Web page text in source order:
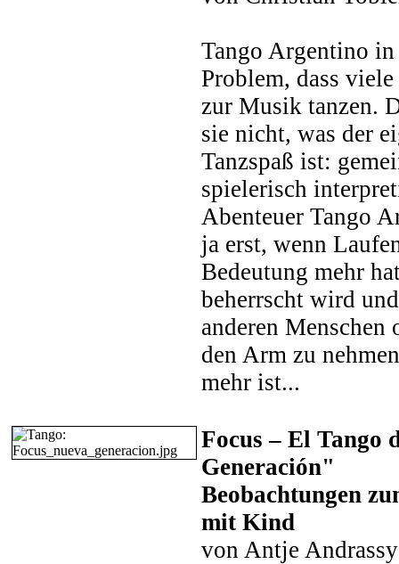
Tango Argentino in
Problem, dass
zur Musik tanzen.
sie nicht, was der
Tanzspaß ist:
spielerisch
Abenteuer Tango
ja erst, wenn
Bedeutung mehr
beherrscht wird
anderen Menschen
den Arm zu
mehr ist...
Focus – El Tango
Generación"
Beobachtungen
mit Kind
von Antje Andrassy